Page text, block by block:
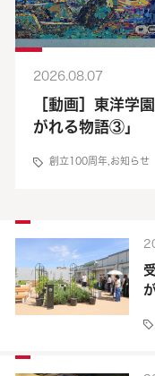
2026.08.07
［動画］東洋学
がれる物語③」
創立100周年 お知らせ